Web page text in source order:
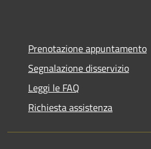
Prenotazione appuntamento
Segnalazione disservizio
Leggi le FAQ
Richiesta assistenza